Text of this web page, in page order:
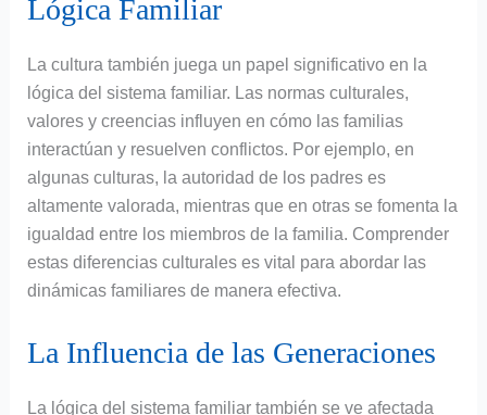
Lógica Familiar
La cultura también juega un papel significativo en la
lógica del sistema familiar. Las normas culturales,
valores y creencias influyen en cómo las familias
interactúan y resuelven conflictos. Por ejemplo, en
algunas culturas, la autoridad de los padres es
altamente valorada, mientras que en otras se fomenta la
igualdad entre los miembros de la familia. Comprender
estas diferencias culturales es vital para abordar las
dinámicas familiares de manera efectiva.
La Influencia de las Generaciones
La lógica del sistema familiar también se ve afectada